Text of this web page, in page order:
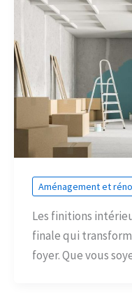
Aménagement et
Les finitions
finale qui
foyer. Que vous